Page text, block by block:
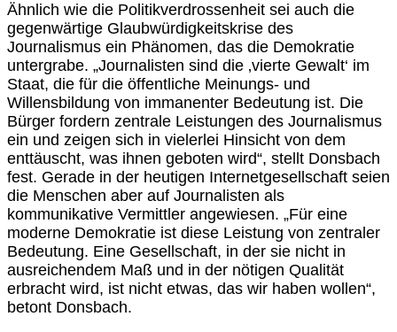
Ähnlich wie die Politikverdrossenheit sei auch die
gegenwärtige Glaubwürdigkeitskrise des
Journalismus ein Phänomen, das die Demokratie
untergrabe. „Journalisten sind die ‚vierte Gewalt‘ im
Staat, die für die öffentliche Meinungs- und
Willensbildung von immanenter Bedeutung ist. Die
Bürger fordern zentrale Leistungen des Journalismus
ein und zeigen sich in vielerlei Hinsicht von dem
enttäuscht, was ihnen geboten wird“, stellt Donsbach
fest. Gerade in der heutigen Internetgesellschaft seien
die Menschen aber auf Journalisten als
kommunikative Vermittler angewiesen. „Für eine
moderne Demokratie ist diese Leistung von zentraler
Bedeutung. Eine Gesellschaft, in der sie nicht in
ausreichendem Maß und in der nötigen Qualität
erbracht wird, ist nicht etwas, das wir haben wollen“,
betont Donsbach.